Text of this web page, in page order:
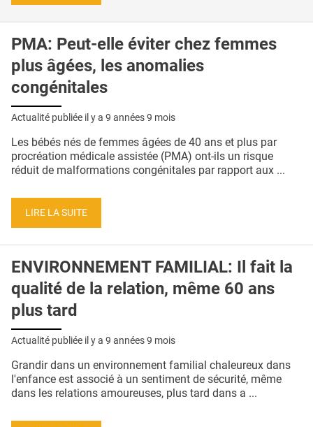
PMA: Peut-elle éviter chez femmes
plus âgées, les anomalies
congénitales
Actualité publiée il y a 9 années 9 mois
Les bébés nés de femmes âgées de 40 ans et plus par
procréation médicale assistée (PMA) ont-ils un risque
réduit de malformations congénitales par rapport aux ...
LIRE LA SUITE
ENVIRONNEMENT FAMILIAL: Il fait la
qualité de la relation, même 60 ans
plus tard
Actualité publiée il y a 9 années 9 mois
Grandir dans un environnement familial chaleureux dans
l'enfance est associé à un sentiment de sécurité, même
dans les relations amoureuses, plus tard dans a ...